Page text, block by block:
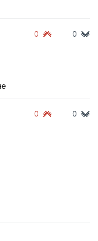
0 0
0 0